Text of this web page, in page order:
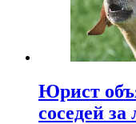
Юрист
соседей за